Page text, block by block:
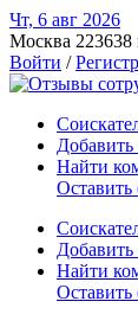
Чт, 6 авг 2026
Москва
Войти /
Найти
Оставить
Найти
Оставить